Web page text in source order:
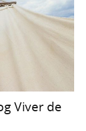
Viver de